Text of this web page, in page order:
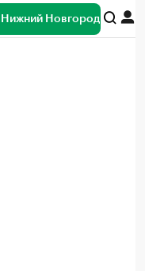
Нижний Новгород